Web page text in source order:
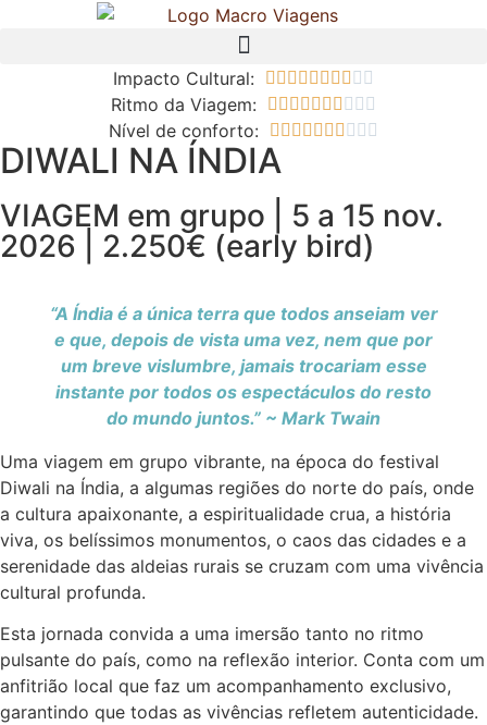
Impacto Cultural:          
Ritmo da Viagem:          
Nível de conforto:          
DIWALI NA ÍNDIA
VIAGEM em grupo | 5 a 15 nov.
2026 | 2.250€ (early bird)
“A Índia é a única terra que todos anseiam ver
e que, depois de vista uma vez, nem que por
um breve vislumbre, jamais trocariam esse
instante por todos os espectáculos do resto
do mundo juntos.” ~ Mark Twain
Uma viagem em grupo vibrante, na época do festival
Diwali na Índia, a algumas regiões do norte do país, onde
a cultura apaixonante, a espiritualidade crua, a história
viva, os belíssimos monumentos, o caos das cidades e a
serenidade das aldeias rurais se cruzam com uma vivência
cultural profunda.
Esta jornada convida a uma imersão tanto no ritmo
pulsante do país, como na reflexão interior. Conta com um
anfitrião local que faz um acompanhamento exclusivo,
garantindo que todas as vivências refletem autenticidade.